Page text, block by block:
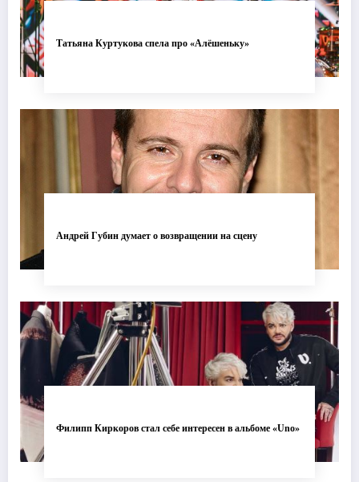
Татьяна Куртукова спела про «Алёшеньку»
Андрей Губин думает о возвращении на сцену
Филипп Киркоров стал себе интересен в альбоме «Uno»